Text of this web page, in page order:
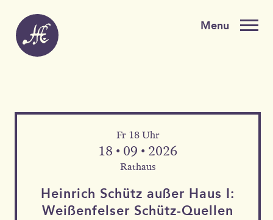
Fr 18 Uhr
18 • 09 • 2026
Rathaus
Heinrich Schütz außer Haus I:
Weißen­felser Schütz-Quellen